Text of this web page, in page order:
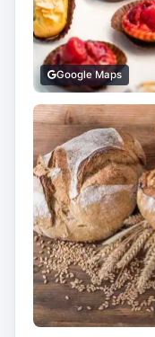
Google Maps